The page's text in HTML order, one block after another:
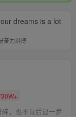
dreams is a lot
奋力拼搏
，也不肯后退一步